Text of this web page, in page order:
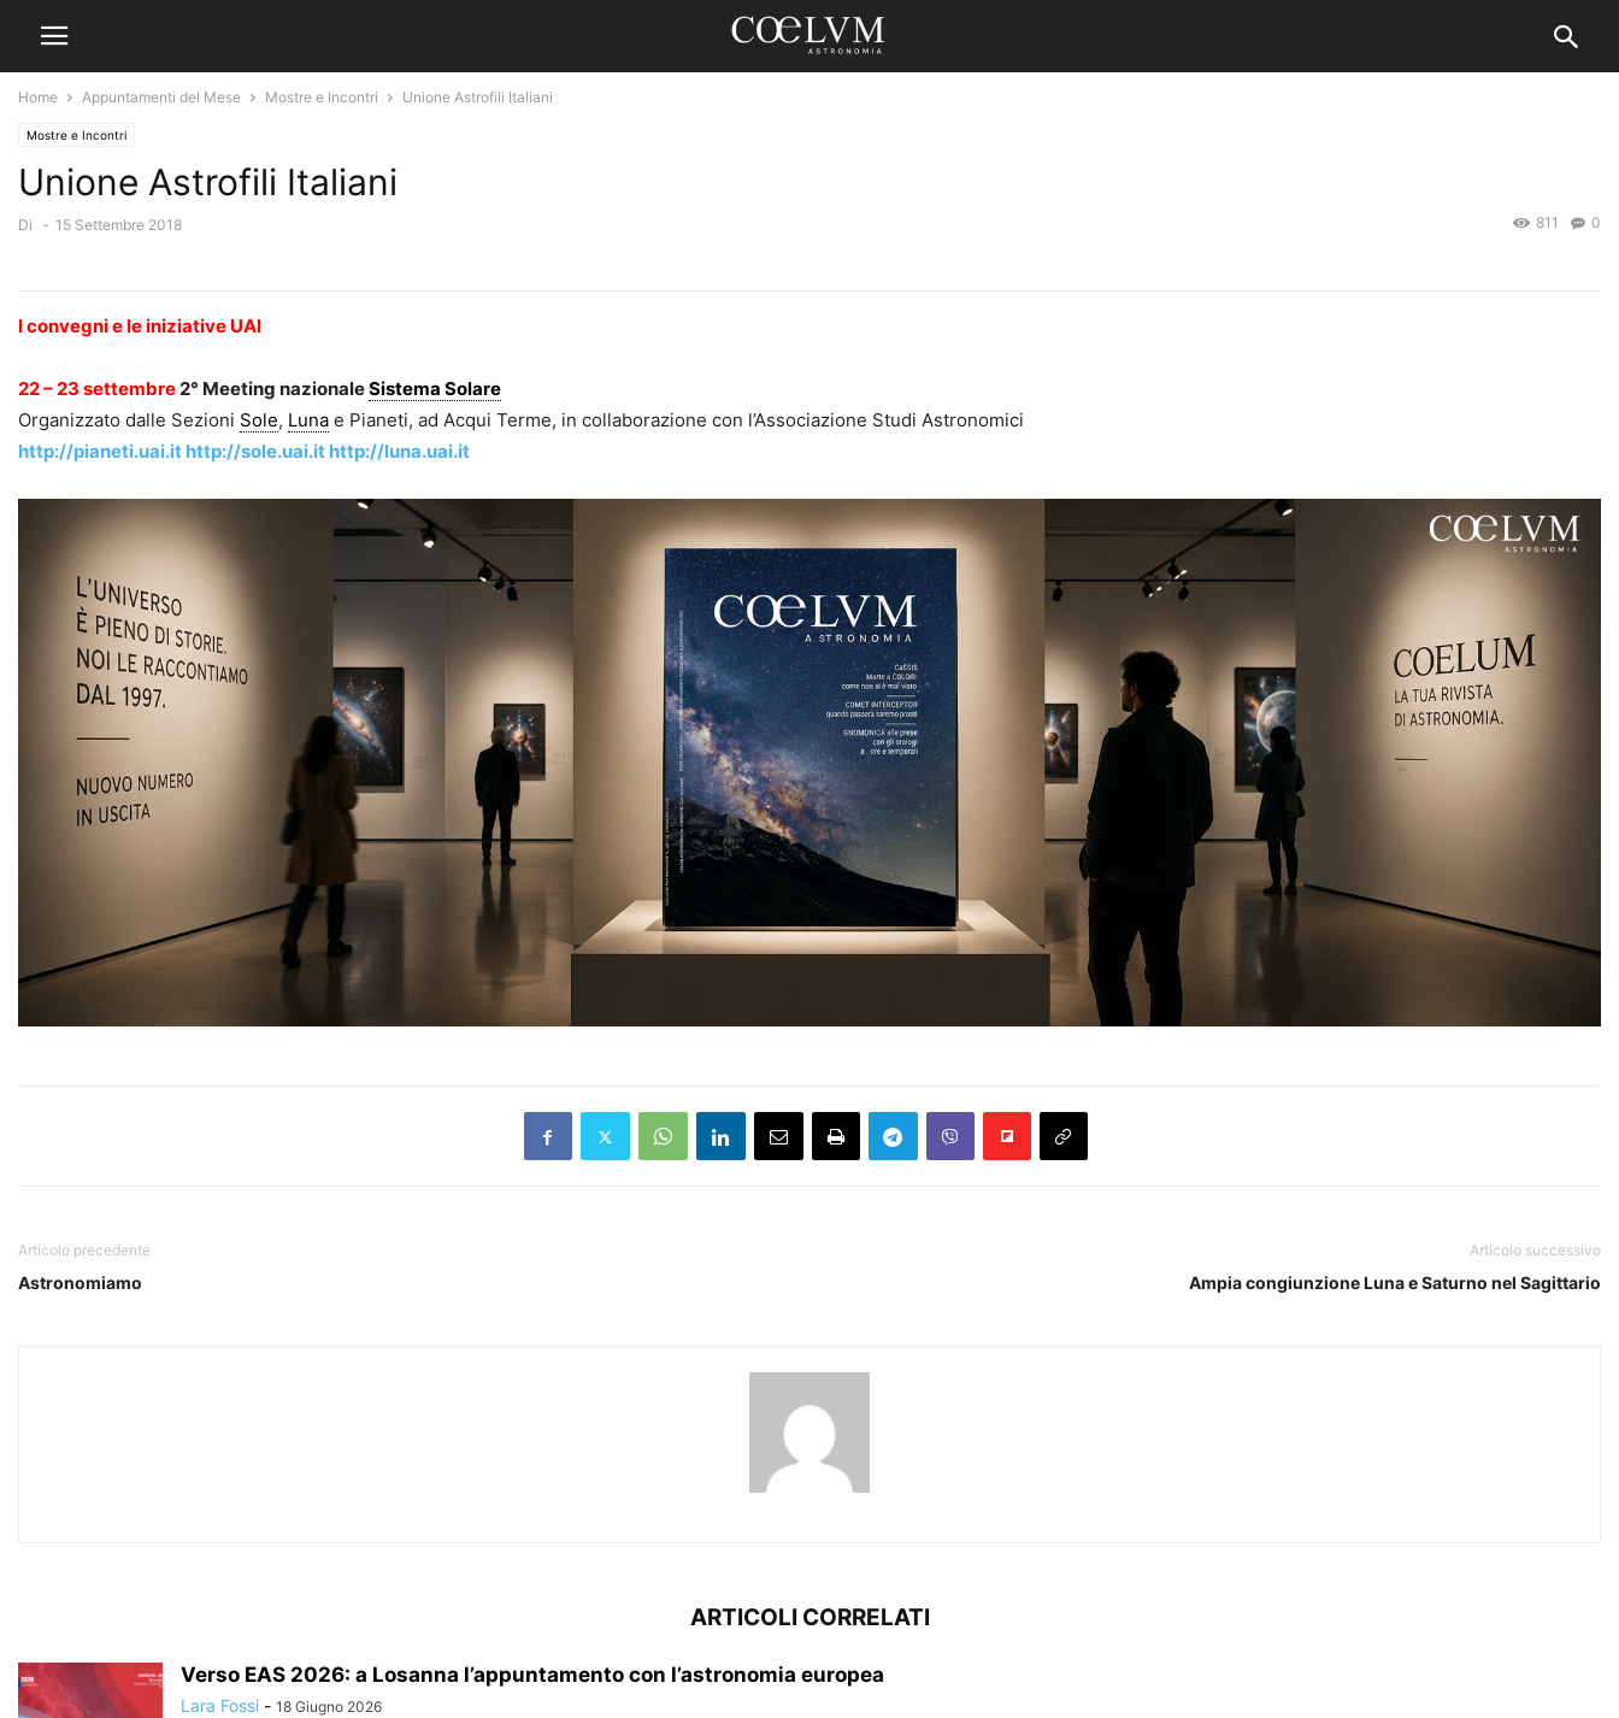
Home Appuntamenti del Mese Mostre e Incontri Unione Astrofili Italiani
Mostre e Incontri
Unione Astrofili Italiani
Di - 15 Settembre 2018 0
811
I convegni e le iniziative UAI
22 – 23 settembre2° Meeting nazionaleSistema Solare
Organizzato dalle Sezioni Sole, Luna e Pianeti, ad Acqui Terme, in collaborazione con l’Associazione Studi Astronomici
http://pianeti.uai.it http://sole.uai.it http://luna.uai.it
Articolo precedente
Astronomiamo
Articolo successivo
Ampia congiunzione Luna e Saturno nel Sagittario
ARTICOLI CORRELATI
Verso EAS 2026: a Losanna l’appuntamento con l’astronomia europea
Lara Fossi - 18 Giugno 2026